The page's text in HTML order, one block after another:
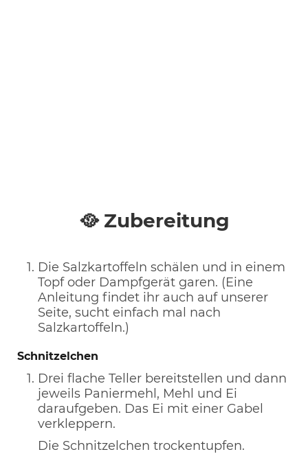
🥘 Zubereitung
Die Salzkartoffeln schälen und in einem
Topf oder Dampfgerät garen. (Eine
Anleitung findet ihr auch auf unserer
Seite, sucht einfach mal nach
Salzkartoffeln.)
Schnitzelchen
Drei flache Teller bereitstellen und dann
jeweils Paniermehl, Mehl und Ei
daraufgeben. Das Ei mit einer Gabel
verkleppern.
Die Schnitzelchen trockentupfen.